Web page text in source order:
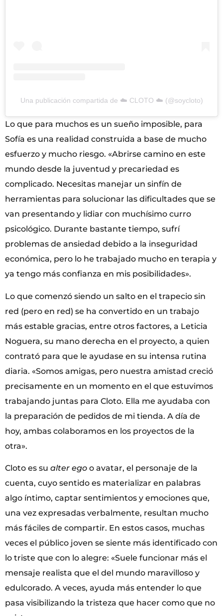
Una publicación compartida de ☁️ CLOTO ☁️ (@soycloto)
Lo que para muchos es un sueño imposible, para
Sofía es una realidad construida a base de mucho
esfuerzo y mucho riesgo. «Abrirse camino en este
mundo desde la juventud y precariedad es
complicado. Necesitas manejar un sinfín de
herramientas para solucionar las dificultades que se
van presentando y lidiar con muchísimo curro
psicológico. Durante bastante tiempo, sufrí
problemas de ansiedad debido a la inseguridad
económica, pero lo he trabajado mucho en terapia y
ya tengo más confianza en mis posibilidades».
Lo que comenzó siendo un salto en el trapecio sin
red (pero en red) se ha convertido en un trabajo
más estable gracias, entre otros factores, a Leticia
Noguera, su mano derecha en el proyecto, a quien
contrató para que le ayudase en su intensa rutina
diaria. «Somos amigas, pero nuestra amistad creció
precisamente en un momento en el que estuvimos
trabajando juntas para Cloto. Ella me ayudaba con
la preparación de pedidos de mi tienda. A día de
hoy, ambas colaboramos en los proyectos de la
otra».
Cloto es su alter ego o avatar, el personaje de la
cuenta, cuyo sentido es materializar en palabras
algo íntimo, captar sentimientos y emociones que,
una vez expresadas verbalmente, resultan mucho
más fáciles de compartir. En estos casos, muchas
veces el público joven se siente más identificado con
lo triste que con lo alegre: «Suele funcionar más el
mensaje realista que el del mundo maravilloso y
edulcorado. A veces, ayuda más entender lo que
pasa visibilizando la tristeza que hacer como que no